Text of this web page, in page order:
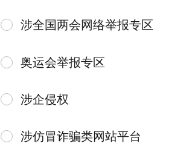
涉全国两会网络举报专区
奥运会举报专区
涉企侵权
涉仿冒诈骗类网站平台